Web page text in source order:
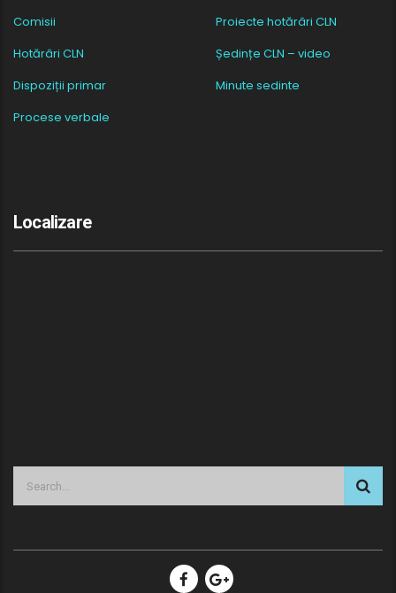
Comisii
Proiecte hotărâri CLN
Hotărâri CLN
Ședințe CLN – video
Dispoziții primar
Minute sedinte
Procese verbale
Localizare